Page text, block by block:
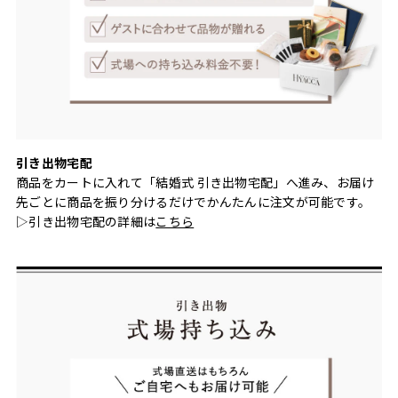
引き出物宅配
商品をカートに入れて「結婚式 引き出物宅配」へ進み、お届け
先ごとに商品を振り分けるだけでかんたんに注文が可能です。
▷引き出物宅配の詳細はこちら